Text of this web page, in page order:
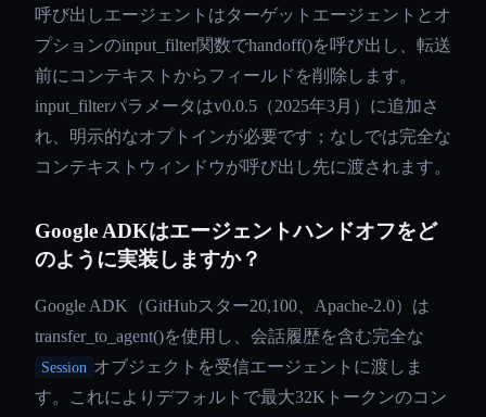
呼び出しエージェントはターゲットエージェントとオ
プションのinput_filter関数でhandoff()を呼び出し、転送
前にコンテキストからフィールドを削除します。
input_filterパラメータはv0.0.5（2025年3月）に追加さ
れ、明示的なオプトインが必要です；なしでは完全な
コンテキストウィンドウが呼び出し先に渡されます。
Google ADKはエージェントハンドオフをど
のように実装しますか？
Google ADK（GitHubスター20,100、Apache-2.0）は
transfer_to_agent()を使用し、会話履歴を含む完全な
Session オブジェクトを受信エージェントに渡しま
す。これによりデフォルトで最大32Kトークンのコン